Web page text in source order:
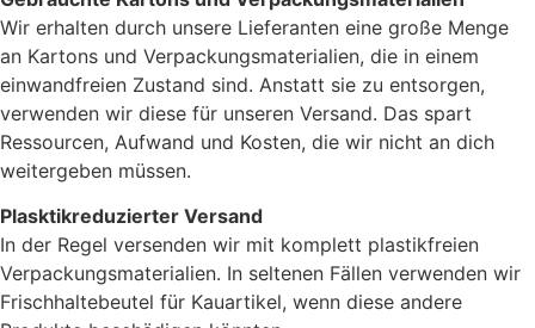
Wir erhalten durch unsere Lieferanten eine große Menge
an Kartons und Verpackungsmaterialien, die in einem
einwandfreien Zustand sind. Anstatt sie zu entsorgen,
verwenden wir diese für unseren Versand. Das spart
Ressourcen, Aufwand und Kosten, die wir nicht an dich
weitergeben müssen.
Plasktikreduzierter Versand
In der Regel versenden wir mit komplett plastikfreien
Verpackungsmaterialien. In seltenen Fällen verwenden wir
Frischhaltebeutel für Kauartikel, wenn diese andere